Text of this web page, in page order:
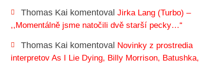
Thomas Kai komentoval Jirka Lang (Turbo) –
,,Momentálně jsme natočili dvě starší pecky…“
Thomas Kai komentoval Novinky z prostredia
interpretov As I Lie Dying, Billy Morrison, Batushka,